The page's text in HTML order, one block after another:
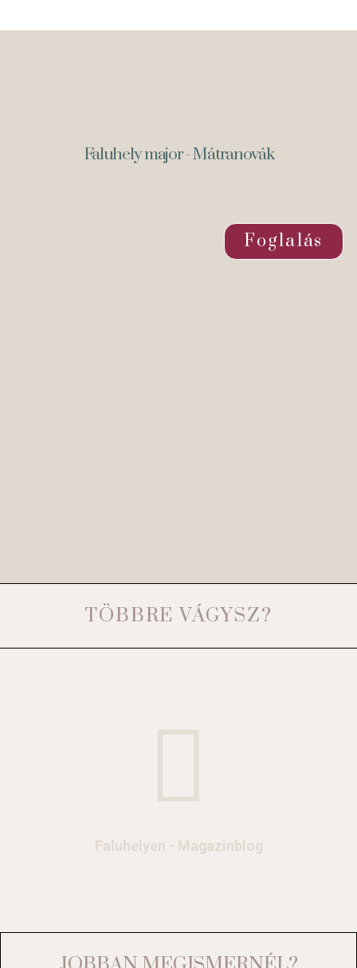
Faluhely major - Mátranovák
Foglalás
TÖBBRE VÁGYSZ?
Faluhelyen - Magazinblog